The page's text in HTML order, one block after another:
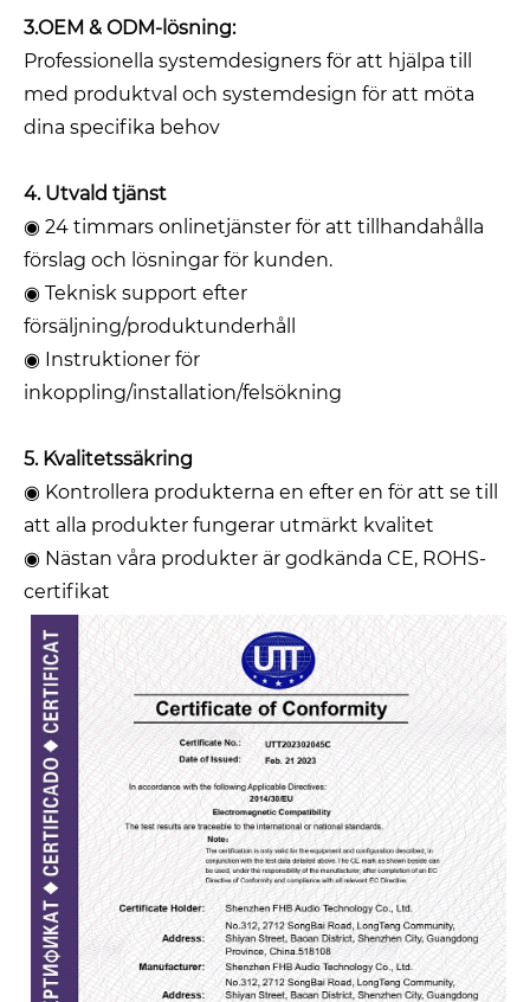
3.OEM & ODM-lösning:
Professionella systemdesigners för att hjälpa till
med produktval och systemdesign för att möta
dina specifika behov
4. Utvald tjänst
◉ 24 timmars onlinetjänster för att tillhandahålla
förslag och lösningar för kunden.
◉ Teknisk support efter
försäljning/produktunderhåll
◉ Instruktioner för
inkoppling/installation/felsökning
5. Kvalitetssäkring
◉ Kontrollera produkterna en efter en för att se till
att alla produkter fungerar utmärkt kvalitet
◉ Nästan våra produkter är godkända CE, ROHS-
certifikat